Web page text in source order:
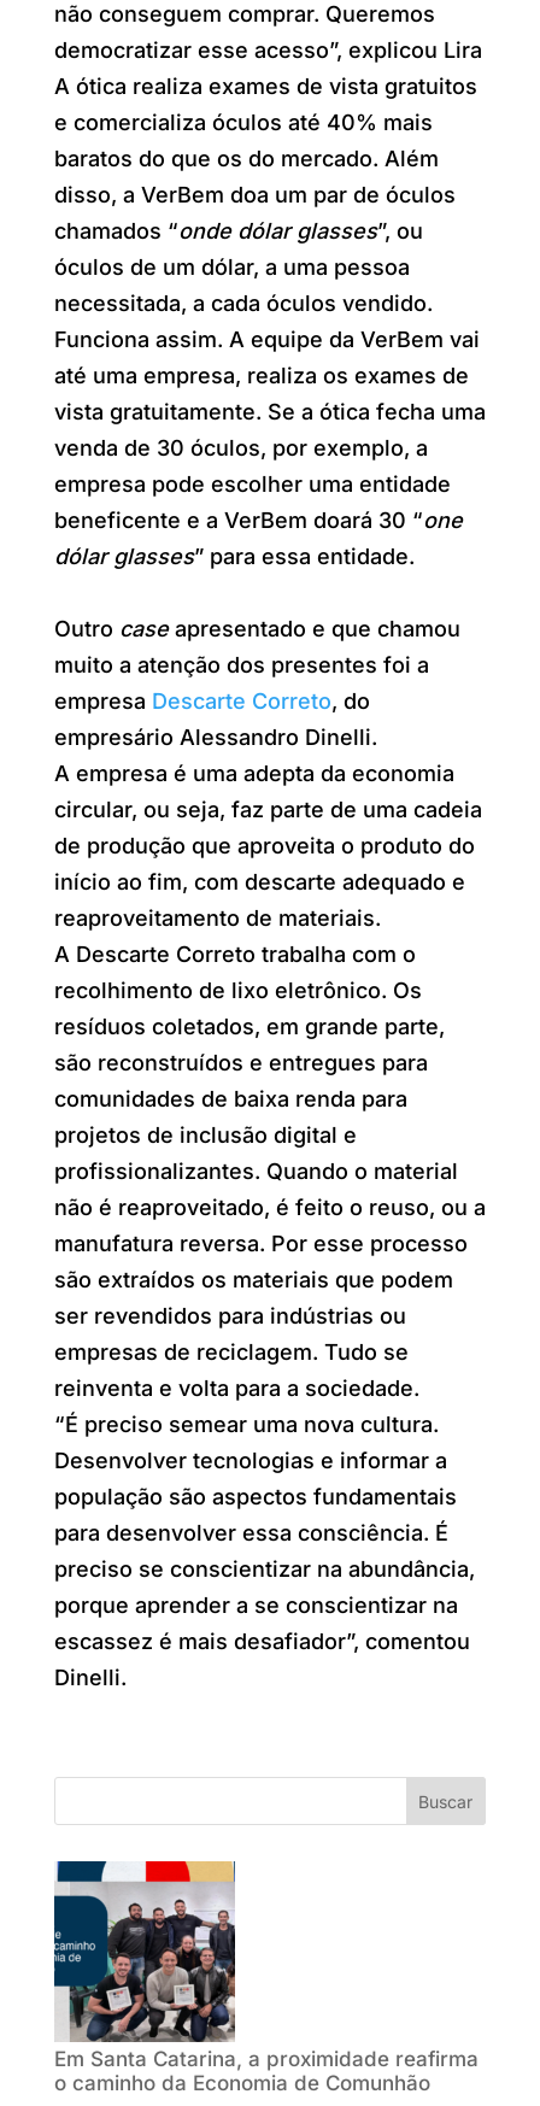
não conseguem comprar. Queremos
democratizar esse acesso”, explicou Lira
A ótica realiza exames de vista gratuitos
e comercializa óculos até 40% mais
baratos do que os do mercado. Além
disso, a VerBem doa um par de óculos
chamados “onde dólar glasses”, ou
óculos de um dólar, a uma pessoa
necessitada, a cada óculos vendido.
Funciona assim. A equipe da VerBem vai
até uma empresa, realiza os exames de
vista gratuitamente. Se a ótica fecha uma
venda de 30 óculos, por exemplo, a
empresa pode escolher uma entidade
beneficente e a VerBem doará 30 “one
dólar glasses” para essa entidade.
Outro caseapresentado e que chamou
muito a atenção dos presentes foi a
empresa Descarte Correto, do
empresário Alessandro Dinelli.
A empresa é uma adepta da economia
circular, ou seja, faz parte de uma cadeia
de produção que aproveita o produto do
início ao fim, com descarte adequado e
reaproveitamento de materiais.
A Descarte Correto trabalha com o
recolhimento de lixo eletrônico. Os
resíduos coletados, em grande parte,
são reconstruídos e entregues para
comunidades de baixa renda para
projetos de inclusão digital e
profissionalizantes. Quando o material
não é reaproveitado, é feito o reuso, ou a
manufatura reversa. Por esse processo
são extraídos os materiais que podem
ser revendidos para indústrias ou
empresas de reciclagem. Tudo se
reinventa e volta para a sociedade.
“É preciso semear uma nova cultura.
Desenvolver tecnologias e informar a
população são aspectos fundamentais
para desenvolver essa consciência. É
preciso se conscientizar na abundância,
porque aprender a se conscientizar na
escassez é mais desafiador”, comentou
Dinelli.
Buscar
Em Santa Catarina, a proximidade reafirma
o caminho da Economia de Comunhão